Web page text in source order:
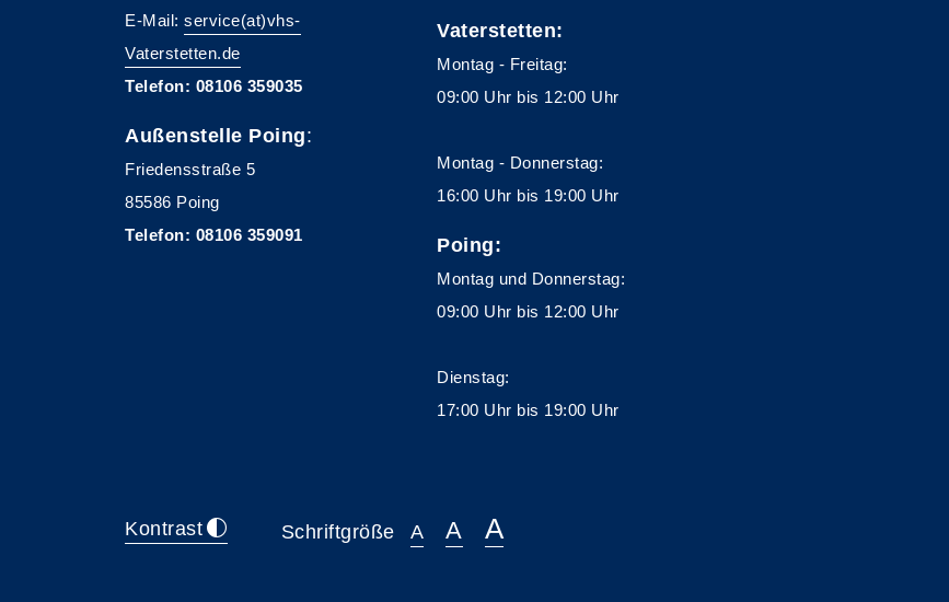
E-Mail: service(at)vhs-
Vaterstetten.de
Telefon: 08106 359035
Außenstelle Poing:
Friedensstraße 5
85586 Poing
Telefon: 08106 359091
Vaterstetten:
Montag - Freitag:
09:00 Uhr bis 12:00 Uhr
Montag - Donnerstag:
16:00 Uhr bis 19:00 Uhr
Poing:
Montag und Donnerstag:
09:00 Uhr bis 12:00 Uhr
Dienstag:
17:00 Uhr bis 19:00 Uhr
Kontrast Schriftgröße A A A